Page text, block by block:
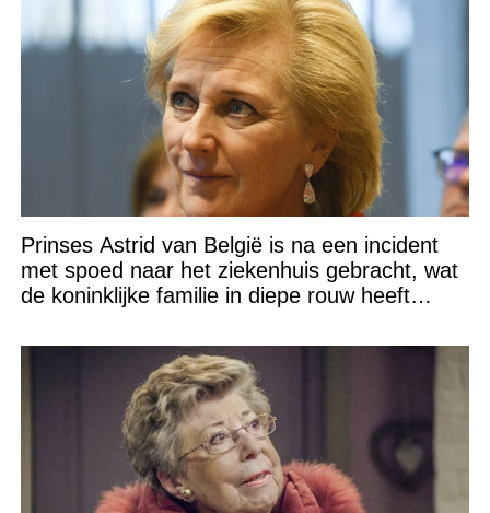
Prinses Astrid van België is na een incident
met spoed naar het ziekenhuis gebracht, wat
de koninklijke familie in diepe rouw heeft